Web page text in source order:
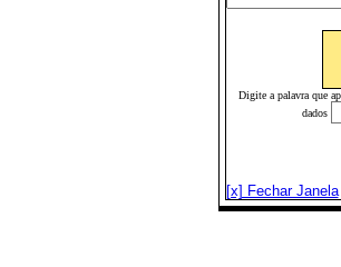
Digite a palavra que
dados
[x] Fechar Janela